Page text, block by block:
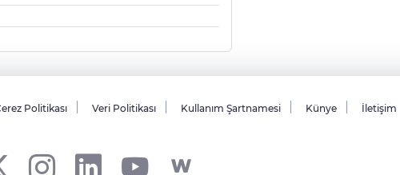
Politikası Veri Politikası Kullanım Şartnamesi Künye İletişim